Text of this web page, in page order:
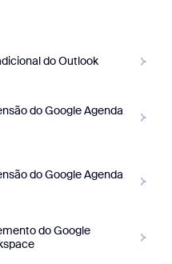
do Outlook
do Google Agenda
do Google Agenda
do Google